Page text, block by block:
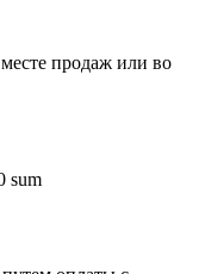
продаж или во
sum